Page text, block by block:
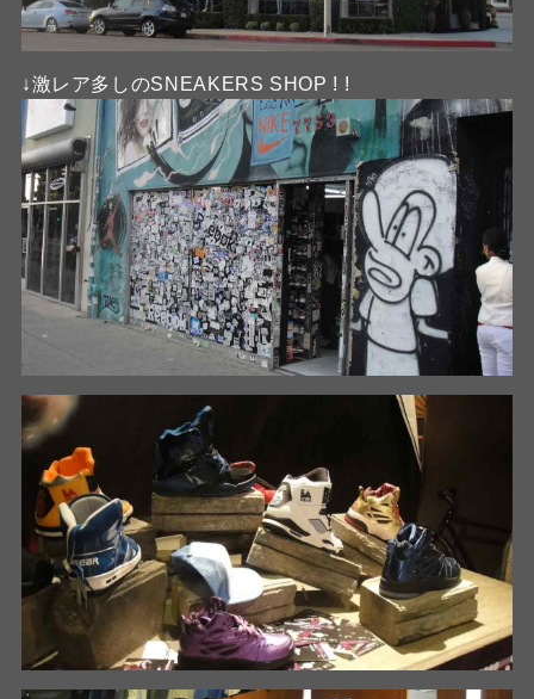
↓激レア多しのSNEAKERS SHOP ! !